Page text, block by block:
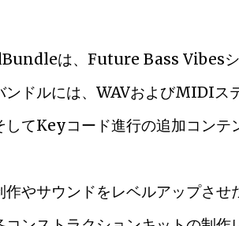
は、Future Bass Vibesシ
ンドルには、WAVおよびMIDI
てKeyコード進行の追加コンテ
作やサウンドをレベルアップさ